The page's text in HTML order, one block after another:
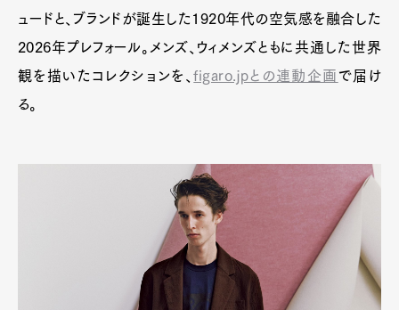
Pen Meet
ュードと、ブランドが誕生した1920年代の空気感を融合した
2026年プレフォール。メンズ、ウィメンズともに共通した世界
観を描いたコレクションを、figaro.jpとの連動企画 で届け
る。